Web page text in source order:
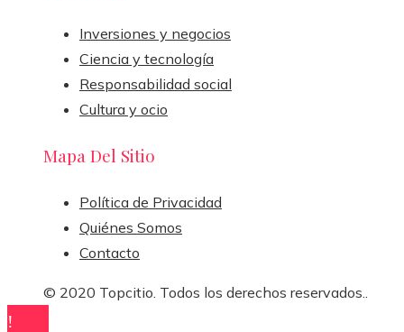
Inversiones y negocios
Ciencia y tecnología
Responsabilidad social
Cultura y ocio
Mapa Del Sitio
Política de Privacidad
Quiénes Somos
Contacto
© 2020 Topcitio. Todos los derechos reservados..